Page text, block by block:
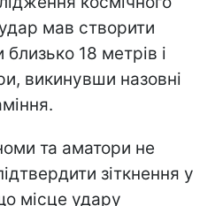
мав створити
18 метрів і
викинувши назовні
та аматори не
зіткнення у
місце удару